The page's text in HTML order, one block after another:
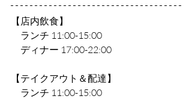
【店内飲食】
ランチ 11:00-15:00
ディナー 17:00-22:00
【テイクアウト＆配達】
ランチ 11:00-15:00